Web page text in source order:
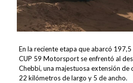
En la reciente etapa que abarcó
CUP 59 Motorsport se enfrentó al
Chebbi, una majestuosa extensión de
22 kilómetros de largo y 5 de ancho.